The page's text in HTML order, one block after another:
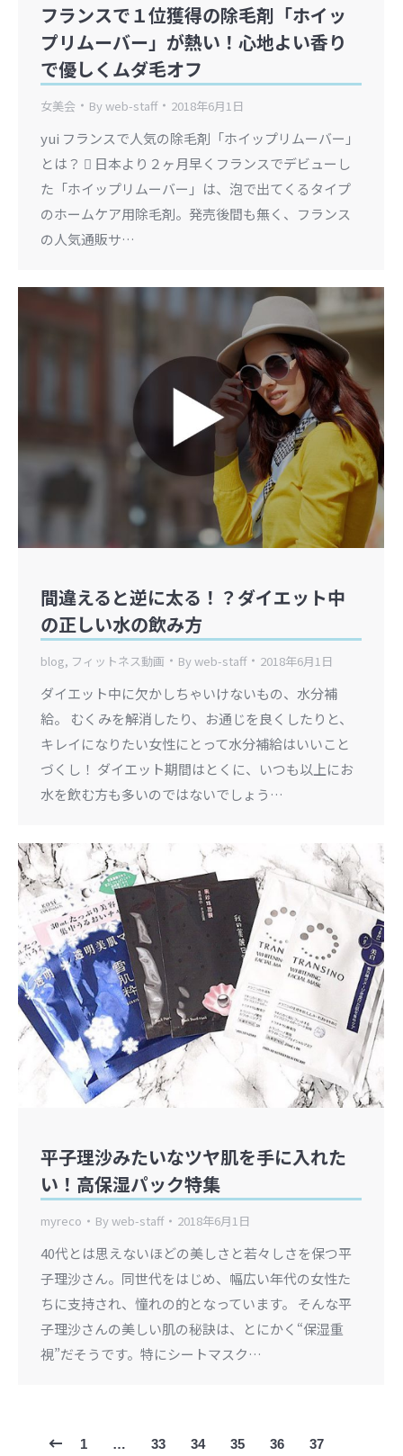
フランスで１位獲得の除毛剤「ホイッ
プリムーバー」が熱い！心地よい香り
で優しくムダ毛オフ
女美会 Byweb-staff 2018年6月1日
yui フランスで人気の除毛剤「ホイップリムーバー」
とは？  日本より２ヶ月早くフランスでデビューし
た「ホイップリムーバー」は、泡で出てくるタイプ
のホームケア用除毛剤。発売後間も無く、フランス
の人気通販サ…
間違えると逆に太る！？ダイエット中
の正しい水の飲み方
blog, フィットネス動画 Byweb-staff 2018年6月1日
ダイエット中に欠かしちゃいけないもの、水分補
給。 むくみを解消したり、お通じを良くしたりと、
キレイになりたい女性にとって水分補給はいいこと
づくし！ ダイエット期間はとくに、いつも以上にお
水を飲む方も多いのではないでしょう…
平子理沙みたいなツヤ肌を手に入れた
い！高保湿パック特集
myreco Byweb-staff 2018年6月1日
40代とは思えないほどの美しさと若々しさを保つ平
子理沙さん。同世代をはじめ、幅広い年代の女性た
ちに支持され、憧れの的となっています。 そんな平
子理沙さんの美しい肌の秘訣は、とにかく“保湿重
視”だそうです。特にシートマスク…
1 … 33 34 35 36 37